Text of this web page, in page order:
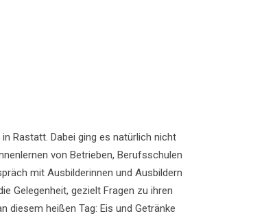
Rastatt. Dabei ging es natürlich nicht
von Betrieben, Berufsschulen
mit Ausbilderinnen und Ausbildern
Gelegenheit, gezielt Fragen zu ihren
diesem heißen Tag: Eis und Getränke